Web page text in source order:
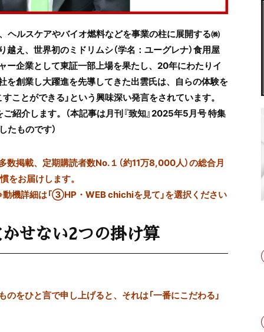
ヘルスケアやバイオ燃料などを事業の柱に展開する㈱
え、世界初のミドリムシ（学名：ユーグレナ）食用屋
ー企業として東証一部上場を果たし、20年にわたりイ
を創業し大躍進を先導してきた出雲氏は、自らの体験を
ことができる」という興味深い発言をされています。
紹介します。（本記事は月刊『致知』2025年5月号 特集
たものです）
掲載、定期購読者数No.１（約11万8,000人）の総合月
をお届けします。
機詳細は「③HP・WEB chichiを見て」を選択ください
せない2つの掛け算
をひと言で申し上げると、それは「一番にこだわる」